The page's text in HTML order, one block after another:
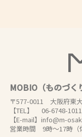
MOBIO（ものづく
〒577-0011 大阪府東
【TEL】 06-6748-1011
【E-mail】info@m-
営業時間 9時～17時（